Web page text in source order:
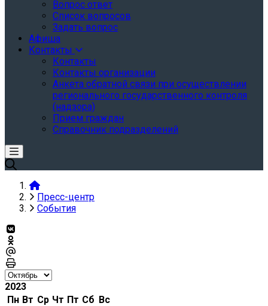
Вопрос ответ
Список вопросов
Задать вопрос
Афиша
Контакты
Контакты
Контакты организации
Анкета обратной связи при осуществлении
регионального государственного контроля
(надзора)
Прием граждан
Справочник подразделений
Пресс-центр
События
2023
Пн Вт Ср Чт Пт Сб Вс